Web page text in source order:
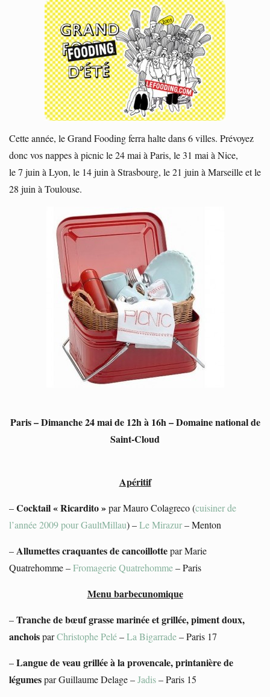
Cette année, le Grand Fooding ferra halte dans 6 villes. Prévoyez
donc vos nappes à picnic le 24 mai à Paris, le 31 mai à Nice,
le 7 juin à Lyon, le 14 juin à Strasbourg, le 21 juin à Marseille et le
28 juin à Toulouse.
Paris – Dimanche 24 mai de 12h à 16h – Domaine national de
Saint-Cloud
Apéritif
–Cocktail « Ricardito »par Mauro Colagreco (cuisiner de
l’année 2009 pour GaultMillau) –Le Mirazur– Menton
–Allumettes craquantes de cancoillottepar Marie
Quatrehomme –Fromagerie Quatrehomme– Paris
Menu barbecunomique
–Tranche de bœuf grasse marinée et grillée, piment doux,
anchoisparChristophe Pelé–La Bigarrade– Paris 17
–Langue de veau grillée à la provencale, printanière de
légumespar Guillaume Delage –Jadis– Paris 15